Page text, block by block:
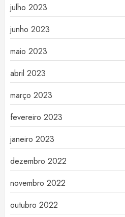
julho 2023
junho 2023
maio 2023
abril 2023
março 2023
fevereiro 2023
janeiro 2023
dezembro 2022
novembro 2022
outubro 2022